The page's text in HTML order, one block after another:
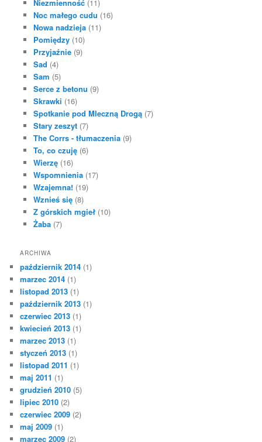
Niezmienność(11)
Noc małego cudu (16)
Nowa nadzieja(11)
Pomiędzy(10)
Przyjaźnie(9)
Sad (4)
Sam (5)
Serce z betonu (9)
Skrawki (16)
Spotkanie pod Mleczną Drogą(7)
Stary zeszyt(7)
The Corrs - tłumaczenia(9)
To, co czuję(6)
Wierzę(16)
Wspomnienia(17)
Wzajemna!(19)
Wznieś się(8)
Z górskich mgieł(10)
Żaba(7)
ARCHIWA
październik 2014 (1)
marzec 2014 (1)
listopad 2013 (1)
październik 2013 (1)
czerwiec 2013 (1)
kwiecień 2013 (1)
marzec 2013 (1)
styczeń 2013 (1)
listopad 2011 (1)
maj 2011 (1)
grudzień 2010 (5)
lipiec 2010 (2)
czerwiec 2009 (2)
maj 2009 (1)
marzec 2009 (2)